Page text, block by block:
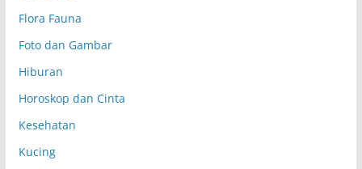
Flora Fauna
Foto dan Gambar
Hiburan
Horoskop dan Cinta
Kesehatan
Kucing